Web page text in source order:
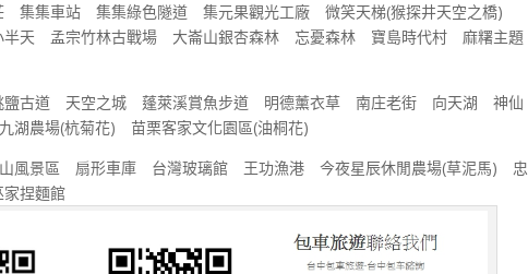
集車站 集集綠色隧道 集元果觀光工廠 微笑天梯(猴探井天空之橋)
天 孟宗竹林古戰場 大崙山銀杏森林 忘憂森林 寶島時代村 麻糬主題
古道 天空之城 蓬萊溪賞魚步道 明德薰衣草 南庄老街 向天湖 神仙
農場(杭菊花) 苗栗客家文化園區(油桐花)
山風景區 扇形車庫 台灣玻璃館 王功漁港 今夜星辰休閒農場(草泥馬) 忠
捏麵館